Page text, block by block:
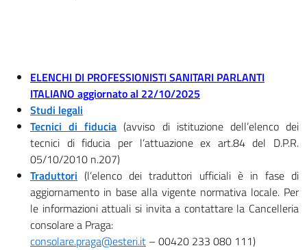
ELENCHI DI PROFESSIONISTI SANITARI PARLANTI
ITALIANO aggiornato al 22/10/2025
Studi legali
Tecnici di fiducia (avviso di istituzione dell’elenco dei
tecnici di fiducia per l’attuazione ex art.84 del D.P.R.
05/10/2010 n.207)
Traduttori (l’elenco dei traduttori ufficiali è in fase di
aggiornamento in base alla vigente normativa locale. Per
le informazioni attuali si invita a contattare la Cancelleria
consolare a Praga:
consolare.praga@esteri.it – 00420 233 080 111)